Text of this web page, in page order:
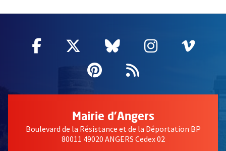
Facebook
, Ouvre une nouvelle fenêtre
Twitter
, Ouvre une nouvelle
Bluesky
, Ouvre une
Instagram
, Ouvre
,
Pinterest
, Ouvre une
Flux RSS
Mairie d'Angers
Boulevard de la Résistance et de la Déportation BP
80011 49020 ANGERS Cedex 02